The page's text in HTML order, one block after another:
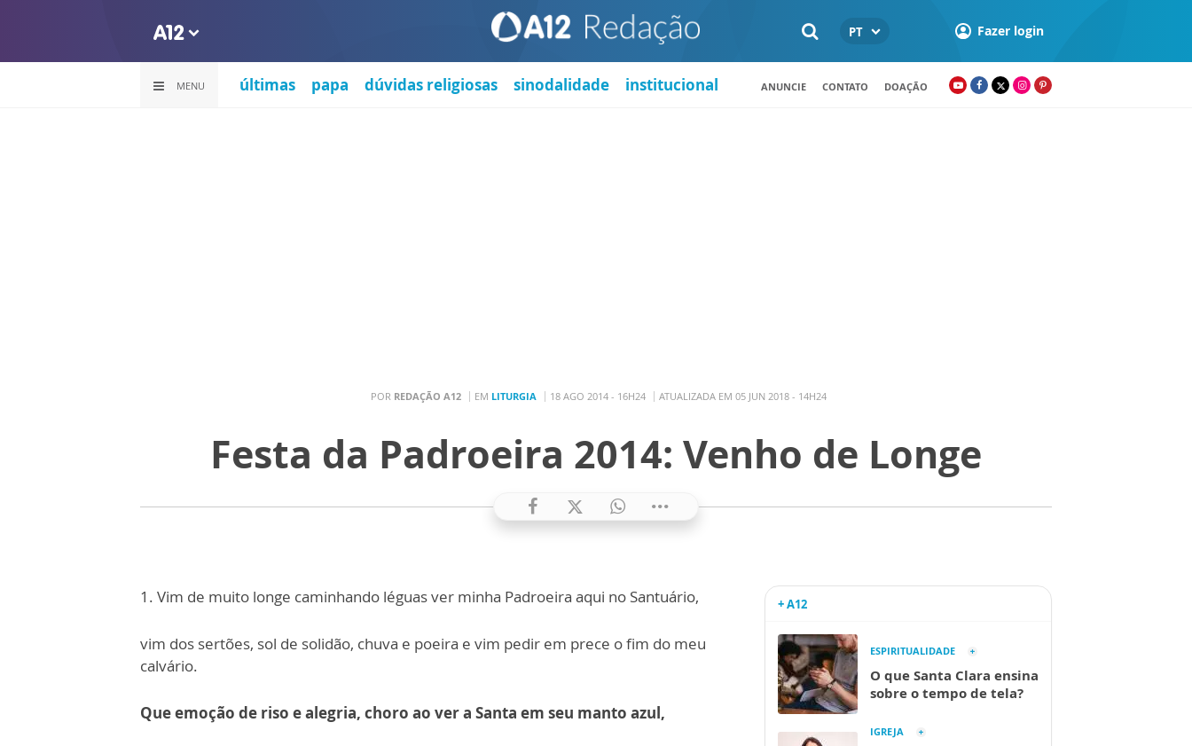
PT Fazer login
MENU últimas papa dúvidas religiosas sinodalidade institucional ANUNCIE CONTATO DOAÇÃO
POR REDAÇÃO A12 EM LITURGIA 18 AGO 2014 - 16H24 ATUALIZADA EM 05 JUN 2018 - 14H24
Festa da Padroeira 2014: Venho de Longe
1. Vim de muito longe caminhando léguas ver minha Padroeira aqui no Santuário,
vim dos sertões, sol de solidão, chuva e poeira e vim pedir em prece o fim do meu
calvário.
Que emoção de riso e alegria, choro ao ver a Santa em seu manto azul,
+ A12
ESPIRITUALIDADE
O que Santa Clara ensina
sobre o tempo de tela?
IGREJA